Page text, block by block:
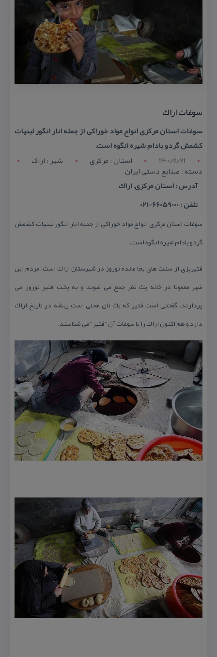
سوغات اراك
سوغات استان مركزی انواع مواد خوراكی از جمله انار انگور لبنیات
كشمش گردو بادام شیره انگوه است.
1400/11/21
استان : مرکزي شهر : اراک
دسته : صنایع دستی ایران
آدرس : استان مركزی, اراك
تلفن : 66059000-021
سوغات استان مركزی انواع مواد خوراكی از جمله انار انگور لبنیات كشمش
گردو بادام شیره انگوه است.
فتیرپزی از سنت های بجا مانده نوروز در شهرستان اراك است. مردم این
شهر معمولا در خانه یك نفر جمع می شوند و به پخت فتیر نوروز می
پردازند. گفتنی است فتیر كه یك نان محلی است ریشه در تاریخ اراك
دارد و هم اكنون اراك را با سوغات آن “فتیر “می شناسند.